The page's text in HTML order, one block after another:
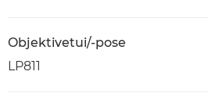
Objektivetui/-pose
LP811